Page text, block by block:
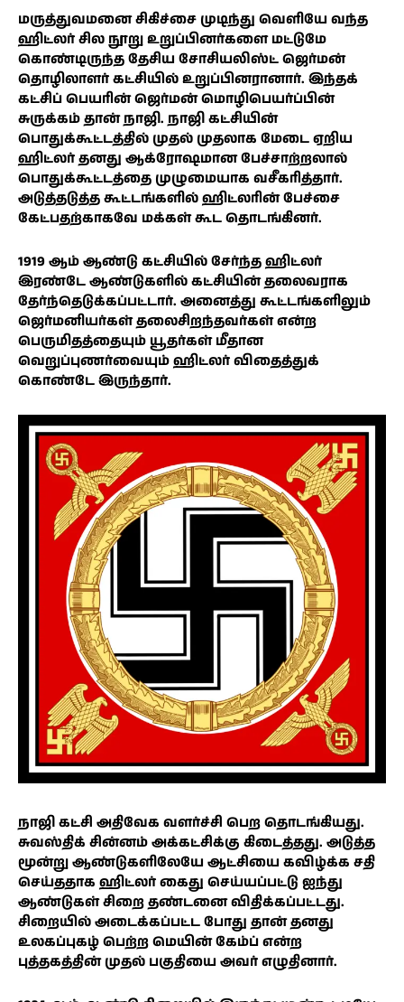
மருத்துவமனை சிகிச்சை முடிந்து வெளியே வந்த
ஹிட்லர் சில நூறு உறுப்பினர்களை மட்டுமே
கொண்டிருந்த தேசிய சோசியலிஸ்ட் ஜெர்மன்
தொழிலாளர் கட்சியில் உறுப்பினரானார். இந்தக்
கட்சிப் பெயரின் ஜெர்மன் மொழிபெயர்ப்பின்
சுருக்கம் தான் நாஜி. நாஜி கட்சியின்
பொதுக்கூட்டத்தில் முதல் முதலாக மேடை ஏறிய
ஹிட்லர் தனது ஆக்ரோஷமான பேச்சாற்றலால்
பொதுக்கூட்டத்தை முழுமையாக வசீகரித்தார்.
அடுத்தடுத்த கூட்டங்களில் ஹிட்லரின் பேச்சை
கேட்பதற்காகவே மக்கள் கூட தொடங்கினர்.
1919 ஆம் ஆண்டு கட்சியில் சேர்ந்த ஹிட்லர்
இரண்டே ஆண்டுகளில் கட்சியின் தலைவராக
தேர்ந்தெடுக்கப்பட்டார். அனைத்து கூட்டங்களிலும்
ஜெர்மனியர்கள் தலைசிறந்தவர்கள் என்ற
பெருமிதத்தையும் யூதர்கள் மீதான
வெறுப்புணர்வையும் ஹிட்லர் விதைத்துக்
கொண்டே இருந்தார்.
நாஜி கட்சி அதிவேக வளர்ச்சி பெற தொடங்கியது.
சுவஸ்திக் சின்னம் அக்கட்சிக்கு கிடைத்தது. அடுத்த
மூன்று ஆண்டுகளிலேயே ஆட்சியை கவிழ்க்க சதி
செய்ததாக ஹிட்லர் கைது செய்யப்பட்டு ஐந்து
ஆண்டுகள் சிறை தண்டனை விதிக்கப்பட்டது.
சிறையில் அடைக்கப்பட்ட போது தான் தனது
உலகப்புகழ் பெற்ற மெயின் கேம்ப் என்ற
புத்தகத்தின் முதல் பகுதியை அவர் எழுதினார்.